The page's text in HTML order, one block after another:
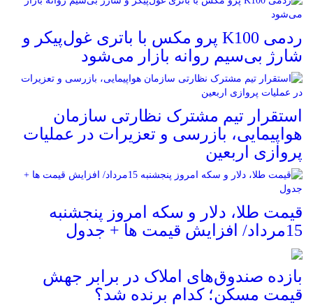
ردمی K100 پرو مکس با باتری غول‌پیکر و
شارژ بی‌سیم روانه بازار می‌شود
استقرار تیم مشترک نظارتی سازمان
هواپیمایی، بازرسی و تعزیرات در عملیات
پروازی اربعین
قیمت طلا، دلار و سکه امروز پنجشنبه
15مرداد/ افزایش قیمت ها + جدول
بازده صندوق‌های املاک در برابر جهش
قیمت مسکن؛ کدام برنده شد؟